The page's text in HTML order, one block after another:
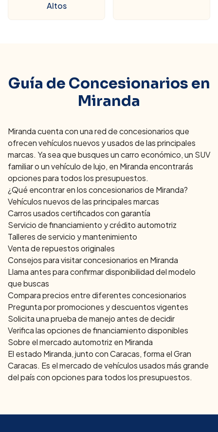
Altos
Guía de Concesionarios en
Miranda
Mirandacuenta con una red de concesionarios que
ofrecen vehículos nuevos y usados de las principales
marcas. Ya sea que busques un carro económico, un SUV
familiar o un vehículo de lujo, en Miranda encontrarás
opciones para todos los presupuestos.
¿Qué encontrar en los concesionarios de Miranda?
Vehículos nuevos de las principales marcas
Carros usados certificados con garantía
Servicio de financiamiento y crédito automotriz
Talleres de servicio y mantenimiento
Venta de repuestos originales
Consejos para visitar concesionarios en Miranda
Llama antes para confirmar disponibilidad del modelo
que buscas
Compara precios entre diferentes concesionarios
Pregunta por promociones y descuentos vigentes
Solicita una prueba de manejo antes de decidir
Verifica las opciones de financiamiento disponibles
Sobre el mercado automotriz en Miranda
El estado Miranda, junto con Caracas, forma el Gran
Caracas. Es el mercado de vehículos usados más grande
del país con opciones para todos los presupuestos.